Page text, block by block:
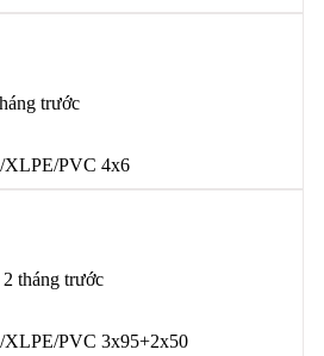
trước
XLPE/PVC 4x6
2 tháng trước
PVC 3x95+2x50